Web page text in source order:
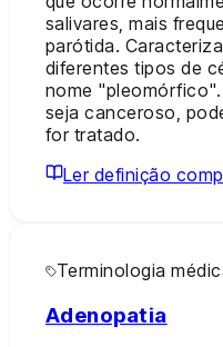
salivares, mais
parótida.
diferentes tipos de
nome "pleomórfico".
seja canceroso,
for tratado.
Ler definição
Terminologia
Adenopatia